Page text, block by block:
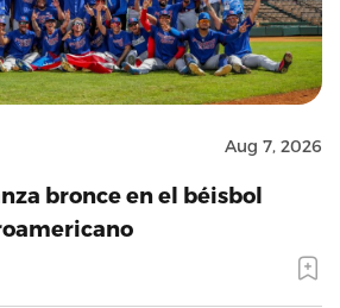
Aug 7, 2026
bronce en el béisbol